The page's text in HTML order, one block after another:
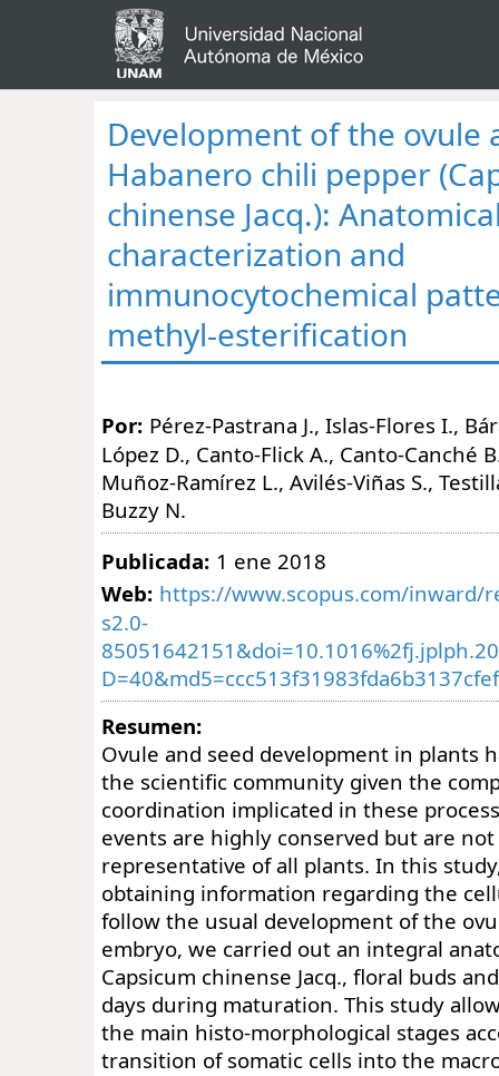
Development of the ovule
Habanero chili pepper
chinense Jacq.):
characterization and
immunocytochemical
methyl-esterification
Por: Pérez-Pastrana J., Islas-Flores I.,
López D., Canto-Flick A., Canto-Canché
Muñoz-Ramírez L., Avilés-Viñas S.,
Buzzy N.
Publicada: 1 ene 2018
Web: https://www.scopus.com/inward/
s2.0-
Resumen:
Ovule and seed development in plants
the scientific community given the
coordination implicated in these
events are highly conserved but are
representative of all plants. In this
obtaining information regarding the
follow the usual development of the
embryo, we carried out an integral
Capsicum chinense Jacq., floral buds
days during maturation. This study
the main histo-morphological stages
transition of somatic cells into the